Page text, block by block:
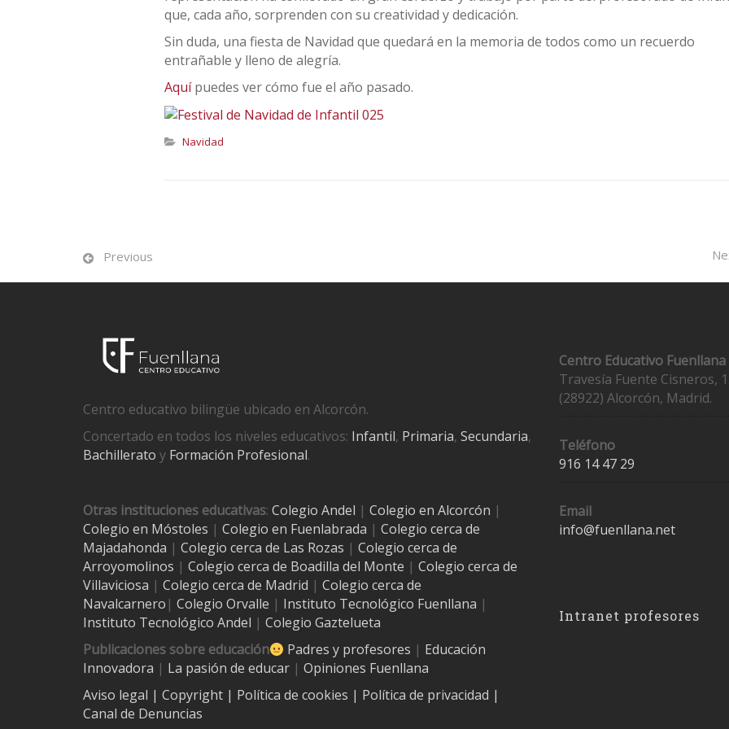
que, cada año, sorprenden con su creatividad y dedicación.
Sin duda, una fiesta de Navidad que quedará en la memoria de todos como un recuerdo
entrañable y lleno de alegría.
Aquípuedes ver cómo fue el año pasado.
Navidad
Previous
Centro educativo bilingüe ubicado en Alcorcón.
Concertado en todos los niveles educativos: Infantil, Primaria, Secundaria,
Bachillerato y Formación Profesional.
Otras instituciones educativas: Colegio Andel | Colegio en Alcorcón |
Colegio en Móstoles | Colegio en Fuenlabrada | Colegio cerca de
Majadahonda | Colegio cerca de Las Rozas | Colegio cerca de
Arroyomolinos | Colegio cerca de Boadilla del Monte | Colegio cerca de
Villaviciosa | Colegio cerca de Madrid | Colegio cerca de
Navalcarnero | Colegio Orvalle | Instituto Tecnológico Fuenllana |
Instituto Tecnológico Andel | Colegio Gaztelueta
Publicaciones sobre educación
Padres y profesores | Educación
Innovadora | La pasión de educar | Opiniones Fuenllana
Aviso legal | Copyright | Política de cookies | Política de privacidad |
Canal de Denuncias
Centro Educativo Fuenllana
Travesía Fuente Cisneros,
(28922) Alcorcón, Madrid.
Teléfono
916 14 47 29
Email
info@fuenllana.net
Intranet profesores